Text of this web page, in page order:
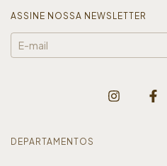
ASSINE NOSSA NEWSLETTER
DEPARTAMENTOS